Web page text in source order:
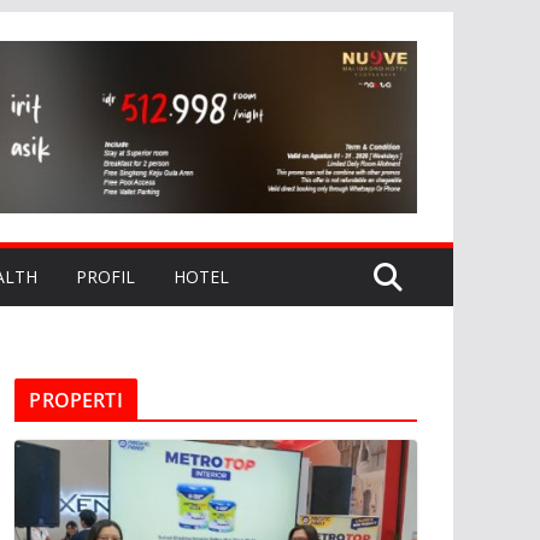
PROFIL HOTEL
PROPERTI